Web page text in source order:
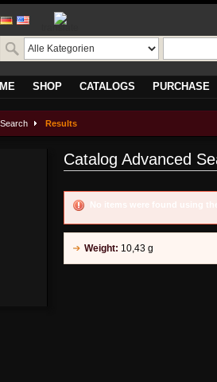
translate
SHOP CATALOGS PURCHASE
Results
Catalog Advanced
No items were found using
Weight: 10,43 g